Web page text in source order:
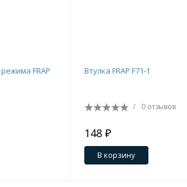
FRAP
Втулка FRAP F71-1
/ 0 отзывов
148 ₽
В корзину